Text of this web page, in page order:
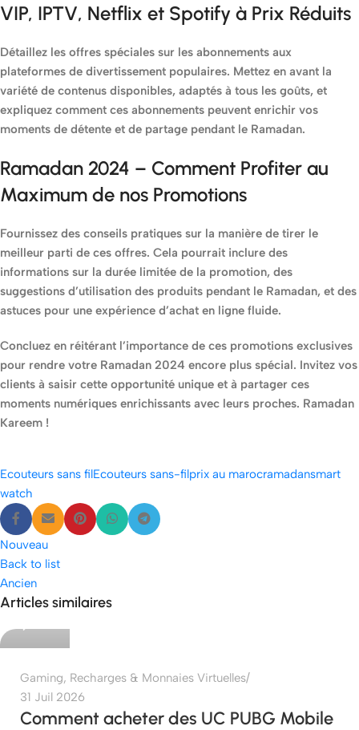
VIP, IPTV, Netflix et Spotify à Prix Réduits
Détaillez les offres spéciales sur les abonnements aux
plateformes de divertissement populaires. Mettez en avant la
variété de contenus disponibles, adaptés à tous les goûts, et
expliquez comment ces abonnements peuvent enrichir vos
moments de détente et de partage pendant le Ramadan.
Ramadan 2024 – Comment Profiter au
Maximum de nos Promotions
Fournissez des conseils pratiques sur la manière de tirer le
meilleur parti de ces offres. Cela pourrait inclure des
informations sur la durée limitée de la promotion, des
suggestions d’utilisation des produits pendant le Ramadan, et des
astuces pour une expérience d’achat en ligne fluide.
Concluez en réitérant l’importance de ces promotions exclusives
pour rendre votre Ramadan 2024 encore plus spécial. Invitez vos
clients à saisir cette opportunité unique et à partager ces
moments numériques enrichissants avec leurs proches. Ramadan
Kareem !
Ecouteurs sans filEcouteurs sans-filprix au marocramadansmart
watch
Nouveau
Back to list
Ancien
Articles similaires
etshop
Gaming, Recharges & Monnaies Virtuelles
31 Juil 2026
Comment acheter des UC PUBG Mobile